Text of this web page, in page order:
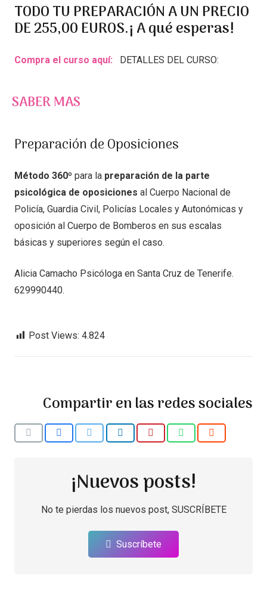
TODO TU PREPARACIÓN A UN PRECIO
DE255,00 EUROS.¡ A qué esperas!
Compra el curso aquí: DETALLES DEL CURSO:
SABER MAS
Preparación de Oposiciones
Método 360º para la preparación de la parte
psicológica de oposiciones al Cuerpo Nacional de
Policía, Guardia Civil, Policías Locales y Autonómicas y
oposición al Cuerpo de Bomberos en sus escalas
básicas y superiores según el caso.
Alicia Camacho Psicóloga en Santa Cruz de Tenerife.
629990440.
Post Views: 4.824
Compartir en las redes sociales
¡Nuevos posts!
No te pierdas los nuevos post, SUSCRÍBETE
Suscríbete